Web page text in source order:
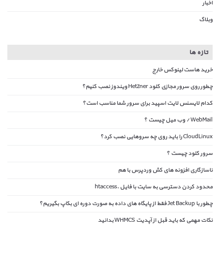
اخبار
وبلاگ
تازه ها
خرید هاست لینوکس خارج
چطور روی سرور مجازی کلود Hetzner ویندوز نصب کنیم؟
کدام لایسنس لایت اسپید برای سرور شما مناسب است؟
WebMail / وب میل چیست ؟
CloudLinux را باید روی چه سروهایی نصب کرد؟
سرور کلود چیست ؟
ناسازگاری افزونه های کش وردپرس با هم
محدود کردن دسترسی به سایت با فایل .htaccess
چطور با Jet Backup فقط از پایگاه های داده به صورت دوره ای بکاپ بگیریم؟
نکات مهمی که باید قبل از آپدیت WHMCS بدانید